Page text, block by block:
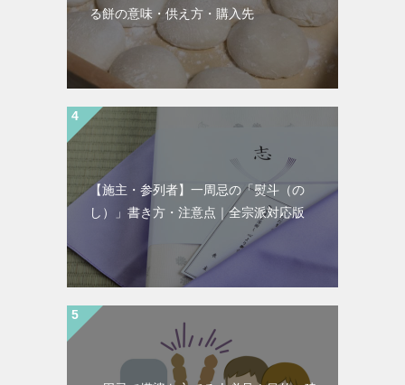
る餅の意味・供え方・購入先
【施主・参列者】一周忌の「熨斗（の
し）」書き方・注意点｜全宗派対応版